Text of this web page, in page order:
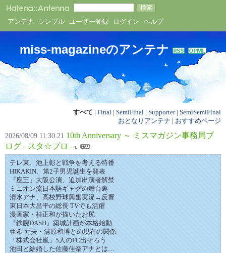
アンテナ シンプル ユーザー登録 ログイン ヘルプ
miss-magazineのアンテナ
すべて | Final | SemiFinal | Supporter| SemiSemiFinal
おとなりアンテナ | おすすめページ
2026/08/09 11:30:21 10th Anniversary ～ ミスマガジン事務局ブ
ログ - スタ☆ブロ -
テレ東、池上彰と戦争を考える特番
HIKAKIN、第2子男児誕生を発表
『座王』大阪公演、追加出演者解禁
ミニオン流日本語ギャグの舞台裏
清水アナ、高校野球興奮実況→反響
東日本大昌平の総長 TVでも活躍
漫画家・桂正和が描いたお尻
『鉄腕DASH』築城計画が本格始動
亜希 元夫・清原和博との現在の関係
「株式会社嵐」5人のFC出そろう
池田と結婚した佐藤佳奈アナとは…